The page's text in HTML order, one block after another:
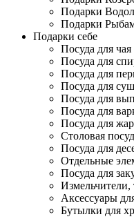
Подарки
Подарки
Подарки себе
Посуда для
Посуда для
Посуда для
Посуда для
Посуда для
Посуда для
Посуда для
Столовая
Посуда для
Отдельные
Посуда для
Измельчители,
Аксессуары
Бутылки для